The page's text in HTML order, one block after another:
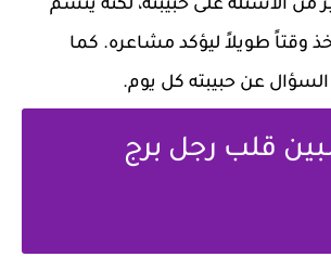
من الأسئلة على حبيبته، لكنه يتسم
وقتاً طويلاً ليؤكد مشاعره. كما
عن حبيبته كل يوم.
قلب رجل برج